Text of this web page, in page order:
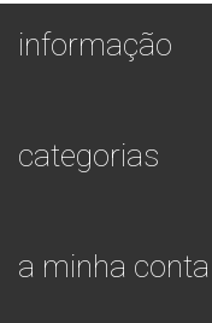
informação
categorias
a minha conta